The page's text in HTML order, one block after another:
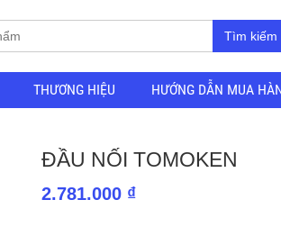
Tìm kiếm
THƯƠNG HIỆU HƯỚNG DẪN MUA
ĐẦU NỐI TOMOKEN
2.781.000 ₫